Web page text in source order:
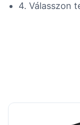
4. Válasszon